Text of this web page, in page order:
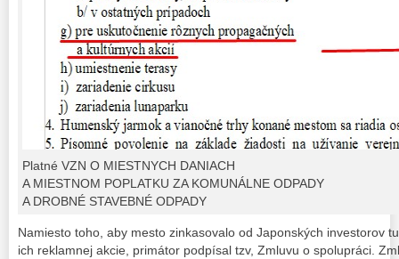
Platné VZN O MIESTNYCH DANIACH
A MIESTNOM POPLATKU ZA KOMUNÁLNE ODPADY
A DROBNÉ STAVEBNÉ ODPADY
Namiesto toho, aby mesto zinkasovalo od Japonských investorov
ich reklamnej akcie, primátor podpísal tzv, Zmluvu o spolupráci.